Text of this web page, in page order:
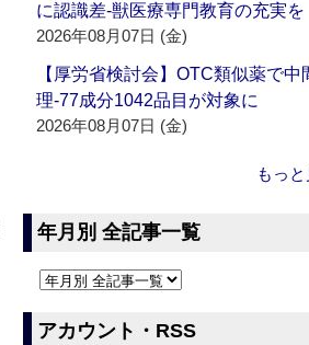
に認識差‐獣医療専門教育の充実を
2026年08月07日 (金)
【厚労省検討会】OTC類似薬で中
理‐77成分1042品目が対象に
2026年08月07日 (金)
もっ
年月別 全記事一覧
アカウント・RSS